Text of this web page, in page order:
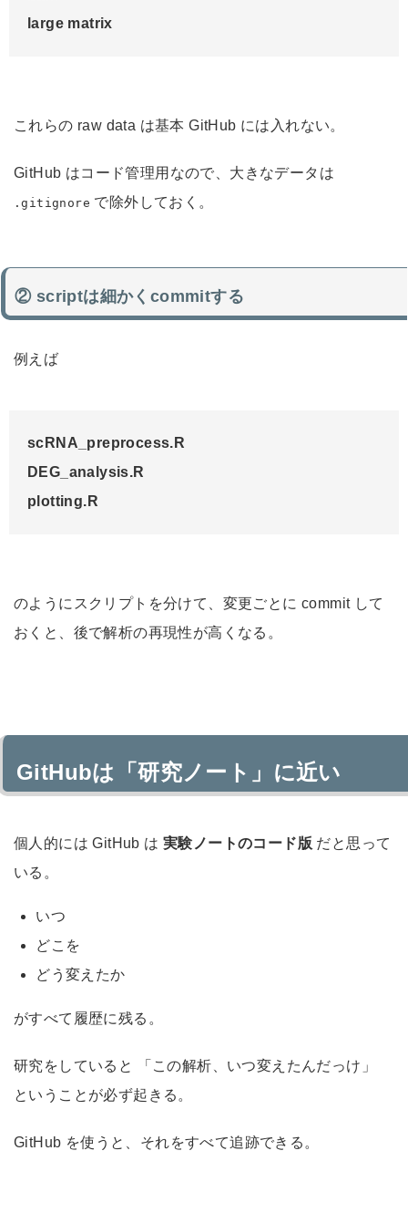
large matrix
これらの raw data は基本 GitHub には入れない。
GitHub はコード管理用なので、大きなデータは
.gitignore で除外しておく。
② scriptは細かくcommitする
例えば
scRNA_preprocess.R
DEG_analysis.R
plotting.R
のようにスクリプトを分けて、変更ごとに commit して
おくと、後で解析の再現性が高くなる。
GitHubは「研究ノート」に近い
個人的には GitHub は 実験ノートのコード版 だと思って
いる。
いつ
どこを
どう変えたか
がすべて履歴に残る。
研究をしていると 「この解析、いつ変えたんだっけ」
ということが必ず起きる。
GitHub を使うと、それをすべて追跡できる。